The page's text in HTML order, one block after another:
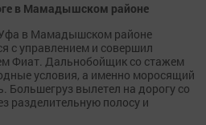
в Мамадышском районе
в Мамадышском районе
с управлением и совершил
Фиат. Дальнобойщик со стажем
условия, а именно моросящий
Большегруз вылетел на дорогу со
разделительную полосу и